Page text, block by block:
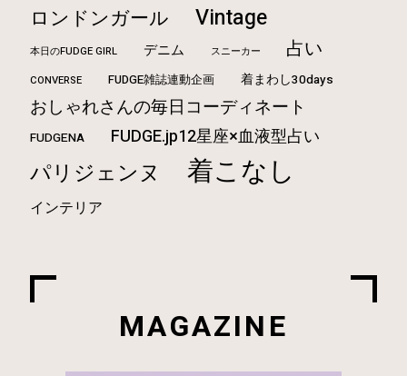
ロンドンガール Vintage
本日のFUDGE GIRL デニム スニーカー 占い
CONVERSE FUDGE雑誌連動企画 着まわし30days
おしゃれさんの毎日コーディネート
FUDGENA FUDGE.jp12星座×血液型占い
パリジェンヌ 着こなし
インテリア
MAGAZINE